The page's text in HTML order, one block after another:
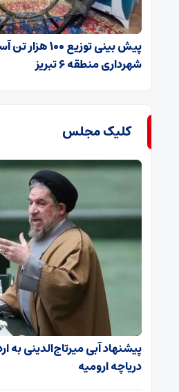
پیش بینی
شهرداری منطقه ۶ تبریز
کلیک مجلس
پیشنهاد آبی میرتاج‌الدینی‌ به
دریاچه ارومیه